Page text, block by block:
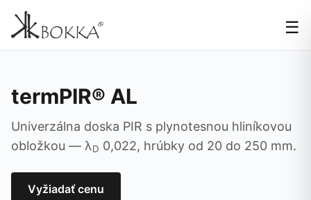
☰
termPIR® AL
Univerzálna doska PIR s plynotesnou hliníkovou
obložkou — λD 0,022, hrúbky od 20 do 250 mm.
Vyžiadať cenu